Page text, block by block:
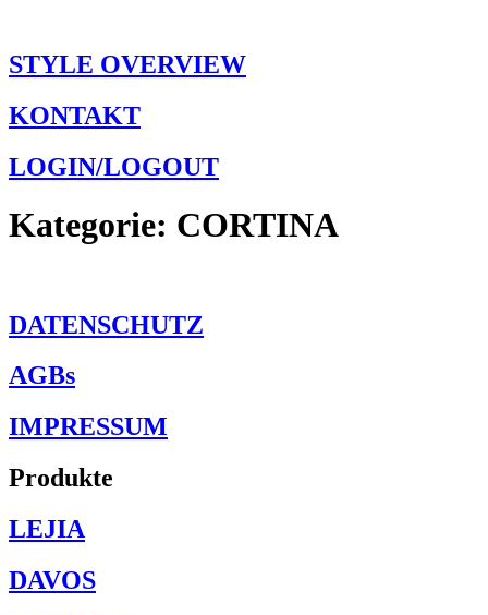
wechseln
STYLE OVERVIEW
KONTAKT
LOGIN/LOGOUT
Kategorie: CORTINA
DATENSCHUTZ
AGBs
IMPRESSUM
Produkte
LEJIA
DAVOS